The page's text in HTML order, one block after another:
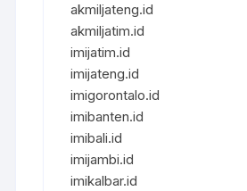
akmiljateng.id
akmiljatim.id
imijatim.id
imijateng.id
imigorontalo.id
imibanten.id
imibali.id
imijambi.id
imikalbar.id